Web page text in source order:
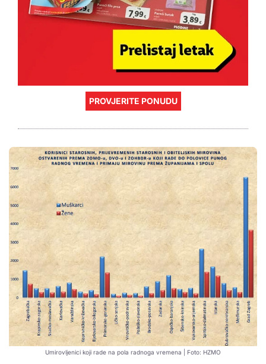
PROVJERITE PONUDU
Umirovljenici koji rade na pola radnoga vremena | Foto: HZMO